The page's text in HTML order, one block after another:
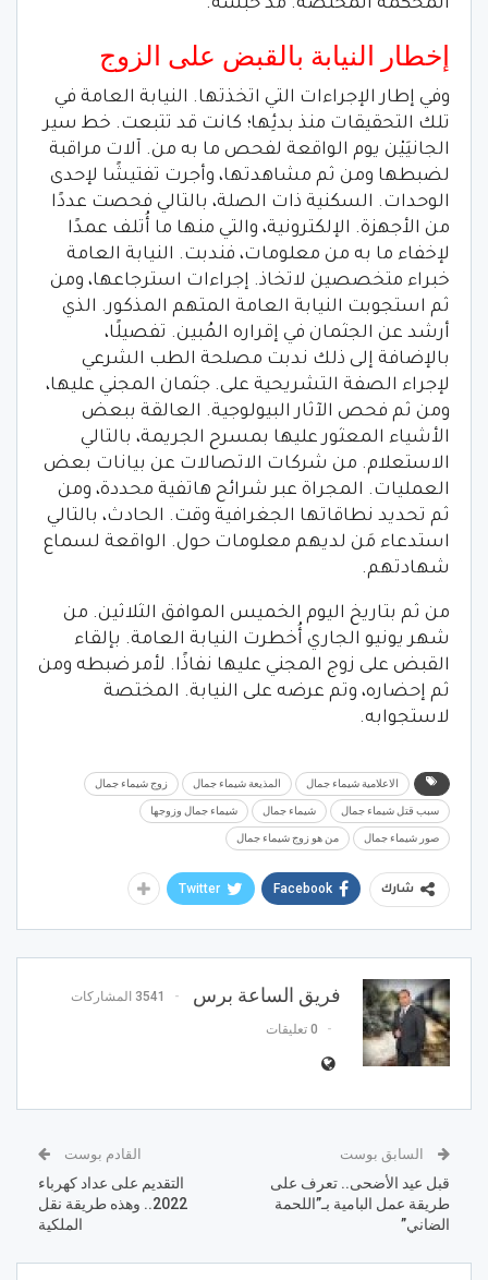
المحكمة المختصة. مدَّ حبسه.
إخطار النيابة بالقبض على الزوج
وفي إطار الإجراءات التي اتخذتها. النيابة العامة في
تلك التحقيقات منذ بدئِها؛ كانت قد تتبعت. خط سير
الجانيَيْن يوم الواقعة لفحص ما به من. آلات مراقبة
لضبطها ومن ثم مشاهدتها، وأجرت تفتيشًا لإحدى
الوحدات. السكنية ذات الصلة، بالتالي فحصت عددًا
من الأجهزة. الإلكترونية، والتي منها ما أُتلف عمدًا
لإخفاء ما به من معلومات، فندبت. النيابة العامة
خبراء متخصصين لاتخاذ. إجراءات استرجاعها، ومن
ثم استجوبت النيابة العامة المتهم المذكور. الذي
أرشد عن الجثمان في إقراره المُبين. تفصيلًا،
بالإضافة إلى ذلك ندبت مصلحة الطب الشرعي
لإجراء الصفة التشريحية على. جثمان المجني عليها،
ومن ثم فحص الآثار البيولوجية. العالقة ببعض
الأشياء المعثور عليها بمسرح الجريمة، بالتالي
الاستعلام. من شركات الاتصالات عن بيانات بعض
العمليات. المجراة عبر شرائح هاتفية محددة، ومن
ثم تحديد نطاقاتها الجغرافية وقت. الحادث، بالتالي
استدعاء مَن لديهم معلومات حول. الواقعة لسماع
شهادتهم.
من ثم بتاريخ اليوم الخميس الموافق الثلاثين. من
شهر يونيو الجاري أُخطرت النيابة العامة. بإلقاء
القبض على زوج المجني عليها نفاذًا. لأمر ضبطه ومن
ثم إحضاره، وتم عرضه على النيابة. المختصة
لاستجوابه.
الاعلامية شيماء جمال المذيعة شيماء جمال زوج شيماء جمال
سبب قتل شيماء جمال شيماء جمال شيماء جمال وزوجها
صور شيماء جمال من هو زوج شيماء جمال
شارك Facebook
Twitter
فريق الساعة برس 3541 المشاركات
0 تعليقات
السابق بوست
قبل عيد الأضحى.. تعرف على
طريقة عمل البامية بـ”اللحمة
الضاني”
القادم بوست
التقديم على عداد كهرباء
2022.. وهذه طريقة نقل
الملكية